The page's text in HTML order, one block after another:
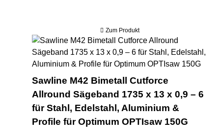
Zum Produkt
Sawline M42 Bimetall Cutforce
Allround Sägeband 1735 x 13 x 0,9 – 6
für Stahl, Edelstahl, Aluminium &
Profile für Optimum OPTIsaw 150G